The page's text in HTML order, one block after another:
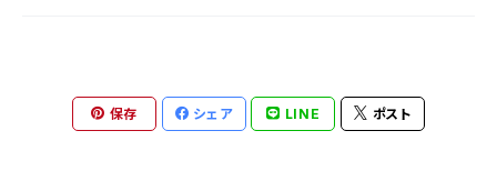
保存 シェア LINE ポスト